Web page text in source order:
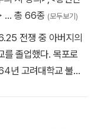
레 한국관 커미셔너
성룡도시건축(UBA
활동했다.
… 총 66종 (모두보기)
전쟁 중 아버지의
를 졸업했다. 목포로
년 고려대학교 불어
이 되었다. 이를 바탕